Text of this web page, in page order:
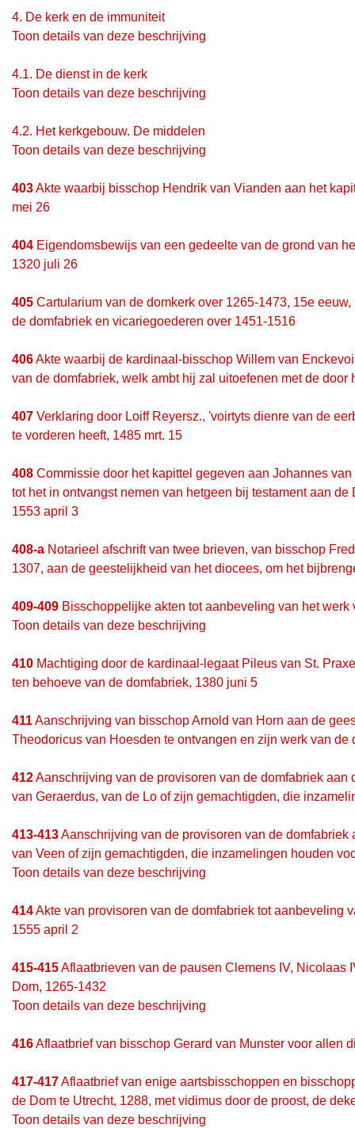
4. De kerk en de immuniteit
Toon details van deze beschrijving
4.1. De dienst in de kerk
Toon details van deze beschrijving
4.2. Het kerkgebouw. De middelen
Toon details van deze beschrijving
403Akte waarbij bisschop Hendrik van Vianden aan het
mei 26
404 Eigendomsbewijs van een gedeelte van de grond van
1320 juli 26
405 Cartularium van de domkerk over 1265-1473, 15e
de domfabriek en vicariegoederen over 1451-1516
406Akte waarbij de kardinaal-bisschop Willem van
van de domfabriek, welk ambt hij zal uitoefenen met de door
407 Verklaring door Loiff Reyersz., 'voirtyts dienre van de
te vorderen heeft, 1485 mrt. 15
408 Commissie door het kapittel gegeven aan Johannes
tot het in ontvangst nemen van hetgeen bij testament aan
1553 april 3
408-a Notarieel afschrift van twee brieven, van bisschop
1307, aan de geestelijkheid van het diocees, om het
409-409 Bisschoppelijke akten tot aanbeveling van het
Toon details van deze beschrijving
410 Machtiging door de kardinaal-legaat Pileus van St.
ten behoeve van de domfabriek, 1380 juni 5
411Aanschrijving van bisschop Arnold van Horn aan de
Theodoricus van Hoesden te ontvangen en zijn werk van
412Aanschrijving van de provisoren van de domfabriek
van Geraerdus, van de Lo of zijn gemachtigden, die
413-413Aanschrijving van de provisoren van de
van Veen of zijn gemachtigden, die inzamelingen houden
Toon details van deze beschrijving
414Akte van provisoren van de domfabriek tot aanbeveling
1555 april 2
415-415Aflaatbrieven van de pausen Clemens IV, Nicolaas
Dom, 1265-1432
Toon details van deze beschrijving
416Aflaatbrief van bisschop Gerard van Munster voor allen
417-417Aflaatbrief van enige aartsbisschoppen en
de Dom te Utrecht, 1288, met vidimus door de proost, de
Toon details van deze beschrijving